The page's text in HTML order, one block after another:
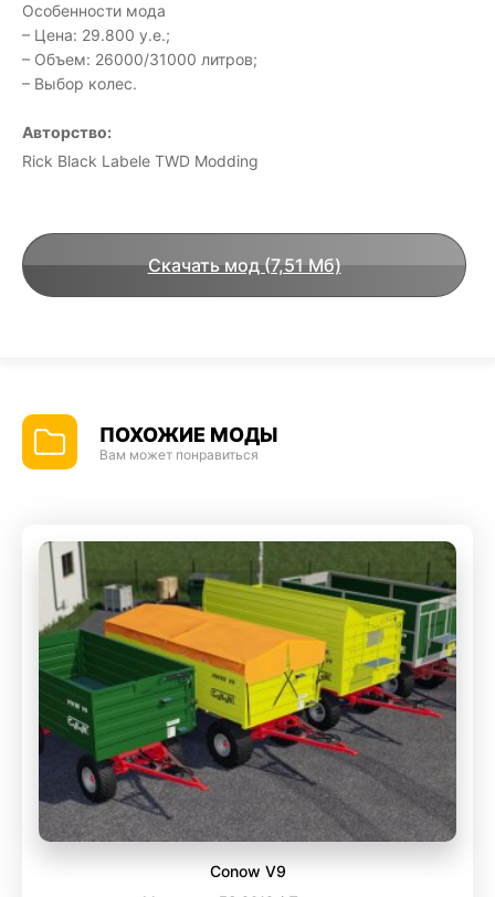
Особенности мода
– Цена: 29.800 у.е.;
– Объем: 26000/31000 литров;
– Выбор колес.
Авторство:
Rick Black Labele TWD Modding
Скачать мод (7,51 Мб)
ПОХОЖИЕ МОДЫ
Вам может понравиться
Conow V9